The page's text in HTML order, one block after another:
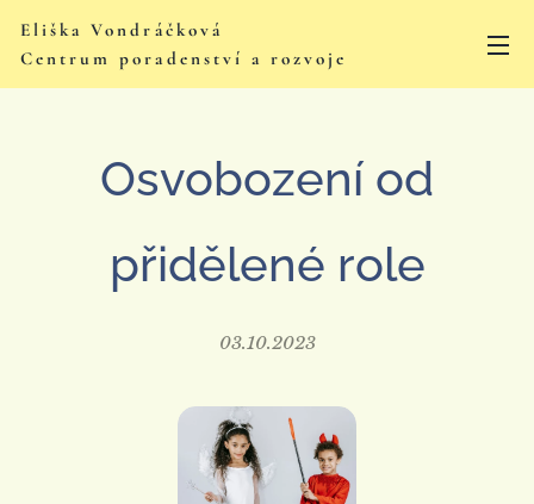
Eliška Vondráčková
Centrum poradenství a rozvoje
Osvobození od
přidělené role
03.10.2023